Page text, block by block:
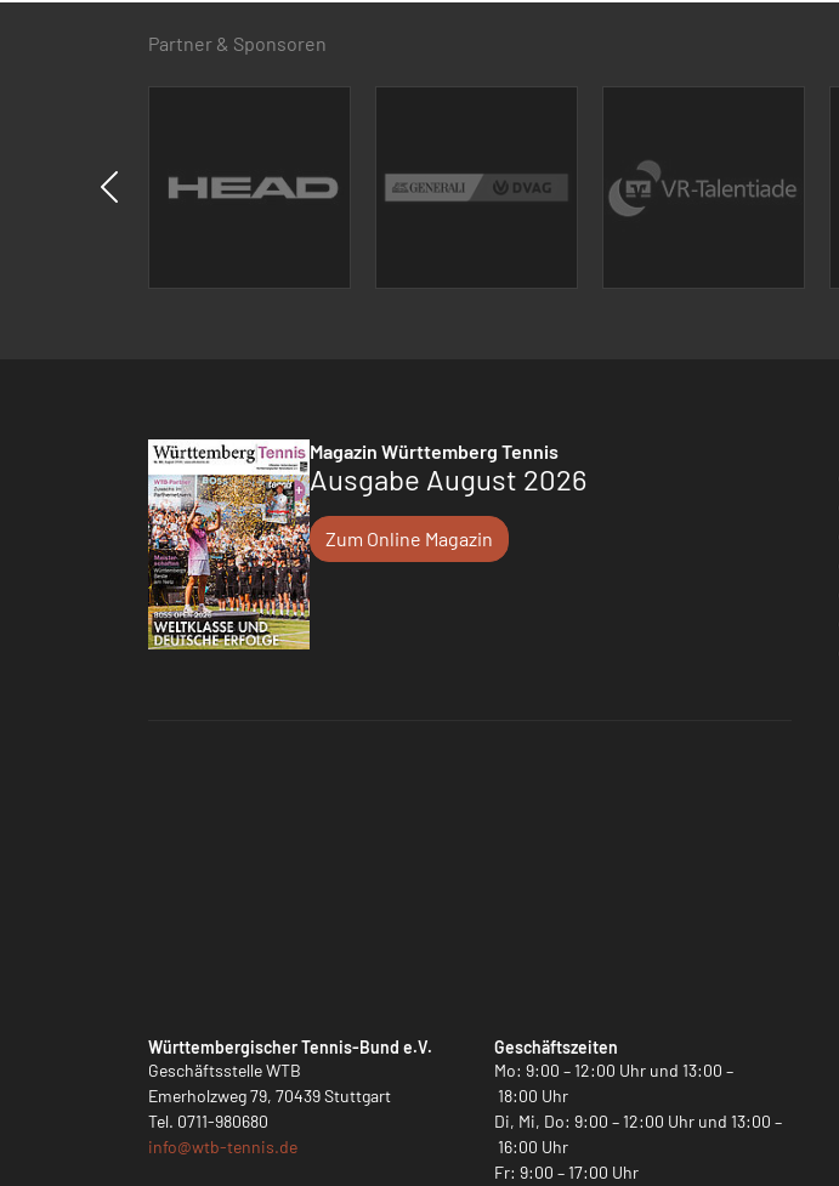
Partner & Sponsoren
Magazin Württemberg Tennis
Ausgabe August 2026
Zum Online Magazin
Württembergischer Tennis-Bund e.V.
Geschäftsstelle WTB
Emerholzweg 79, 70439 Stuttgart
Tel. 0711-980680
info@wtb-tennis.de
Geschäftszeiten
Mo: 9:00 – 12:00 Uhr und 13:00 –
18:00 Uhr
Di, Mi, Do: 9:00 – 12:00 Uhr und 13:00 –
16:00 Uhr
Fr: 9:00 – 17:00 Uhr